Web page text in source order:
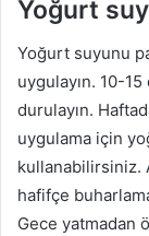
Yoğurt
Yoğurt suyunu
uygulayın. 10-
durulayın.
uygulama için
kullanabilirsiniz.
hafifçe
Gece yatmadan